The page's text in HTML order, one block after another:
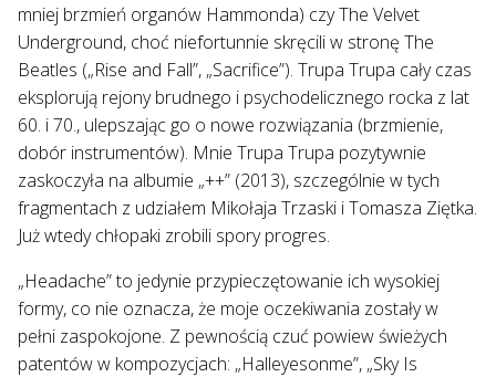
mniej brzmień organów Hammonda) czy The Velvet
Underground, choć niefortunnie skręcili w stronę The
Beatles („Rise and Fall”, „Sacrifice”). Trupa Trupa cały czas
eksplorują rejony brudnego i psychodelicznego rocka z lat
60. i 70., ulepszając go o nowe rozwiązania (brzmienie,
dobór instrumentów). Mnie Trupa Trupa pozytywnie
zaskoczyła na albumie „++” (2013), szczególnie w tych
fragmentach z udziałem Mikołaja Trzaski i Tomasza Ziętka.
Już wtedy chłopaki zrobili spory progres.
„Headache” to jedynie przypieczętowanie ich wysokiej
formy, co nie oznacza, że moje oczekiwania zostały w
pełni zaspokojone. Z pewnością czuć powiew świeżych
patentów w kompozycjach: „Halleyesonme”, „Sky Is